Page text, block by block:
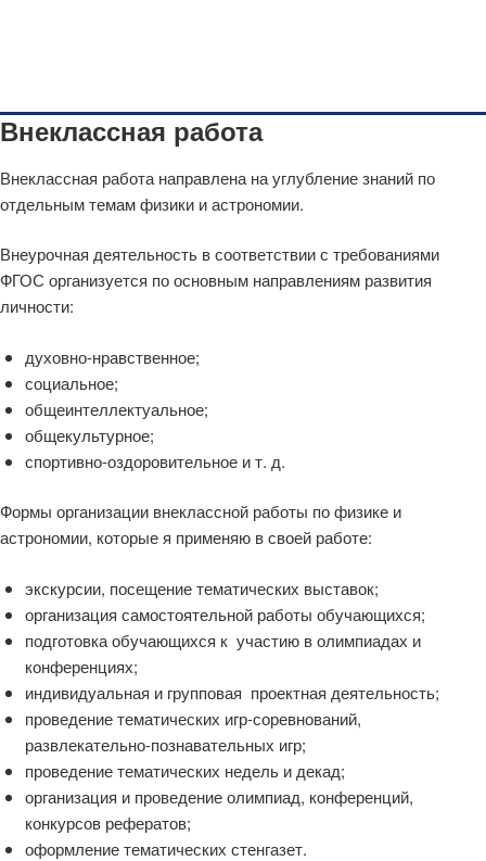
Внеклассная работа
Внеклассная работа направлена на углубление знаний по
отдельным темам физики и астрономии.
Внеурочная деятельность в соответствии с требованиями
ФГОС организуется по основным направлениям развития
личности:
духовно-нравственное;
социальное;
общеинтеллектуальное;
общекультурное;
спортивно-оздоровительное и т. д.
Формы организации внеклассной работы по физике и
астрономии, которые я применяю в своей работе:
экскурсии, посещение тематических выставок;
организация самостоятельной работы обучающихся;
подготовка обучающихся к участию в олимпиадах и
конференциях;
индивидуальная и групповая проектная деятельность;
проведение тематических игр-соревнований,
развлекательно-познавательных игр;
проведение тематических недель и декад;
организация и проведение олимпиад, конференций,
конкурсов рефератов;
оформление тематических стенгазет.